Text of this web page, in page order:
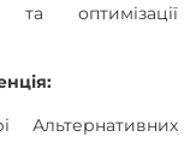
та оптимізації
Альтернативних